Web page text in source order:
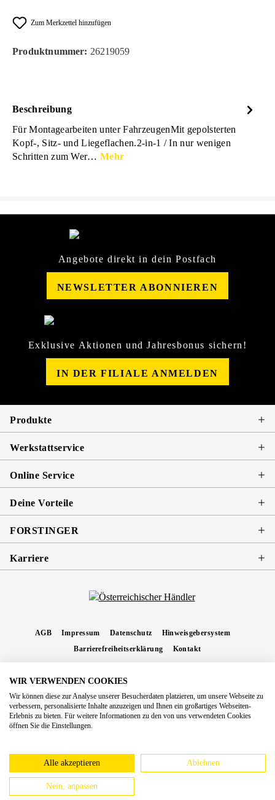
Zum Merkzettel hinzufügen
Produktnummer: 26219059
Beschreibung
Für Montagearbeiten unter FahrzeugenMit gepolsterten
Kopf-, Sitz- und Liegeflachen.2-in-1 / In nur wenigen
Schritten zum Wer…Mehr
Angebote direkt in dein Postfach
NEWSLETTER ABONNIEREN
Exklusive Aktionen und Jahresbonus sichern!
IN DER FILIALE ANMELDEN
Produkte
Werkstattservice
Online Service
Deine Vorteile
FORSTINGER
Karriere
AGB Impressum Datenschutz
Hinweisgebersystem
Barrierefreiheitserklärung
Kontakt
Nachnahmegebühren, wenn nicht anders angegeben.
Copyright 2026 Forstinger Österreich GmbH
Königstetter Straße 128 - 134/OG3, 3430 Tulln
europäschen Online-Streitbeilegungs-Plattform hinzuweisen: webgate.ec.europa.eu/odr
WIR VERWENDEN COOKIES
Wir können diese zur Analyse unserer Besucherdaten platzieren, um unsere Webseite zu
verbessern, personalisierte Inhalte anzuzeigen und Ihnen ein großartiges Webseiten-
Erlebnis zu bieten. Für weitere Informationen zu den von uns verwendeten Cookies
öffnen Sie die Einstellungen.
Alle akzeptieren Ablehnen
Nein, anpassen